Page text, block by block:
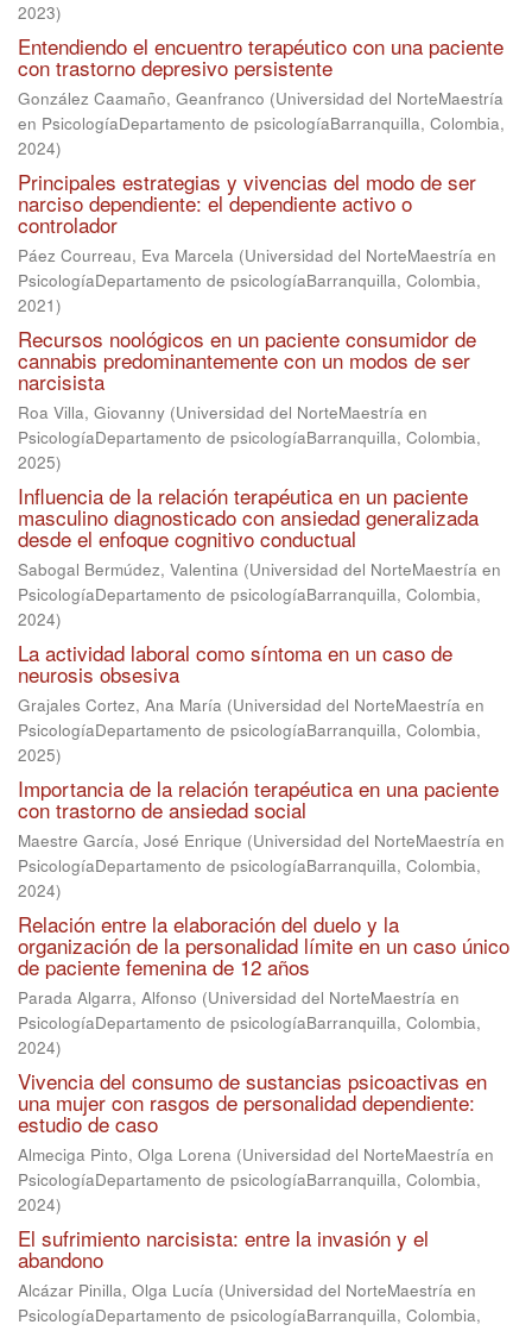
2023)
Entendiendo el encuentro terapéutico con una paciente
con trastorno depresivo persistente
González Caamaño, Geanfranco (Universidad del NorteMaestría
en PsicologíaDepartamento de psicologíaBarranquilla, Colombia,
2024)
Principales estrategias y vivencias del modo de ser
narciso dependiente: el dependiente activo o
controlador
Páez Courreau, Eva Marcela (Universidad del NorteMaestría en
PsicologíaDepartamento de psicologíaBarranquilla, Colombia,
2021)
Recursos noológicos en un paciente consumidor de
cannabis predominantemente con un modos de ser
narcisista
Roa Villa, Giovanny (Universidad del NorteMaestría en
PsicologíaDepartamento de psicologíaBarranquilla, Colombia,
2025)
Influencia de la relación terapéutica en un paciente
masculino diagnosticado con ansiedad generalizada
desde el enfoque cognitivo conductual
Sabogal Bermúdez, Valentina (Universidad del NorteMaestría en
PsicologíaDepartamento de psicologíaBarranquilla, Colombia,
2024)
La actividad laboral como síntoma en un caso de
neurosis obsesiva
Grajales Cortez, Ana María (Universidad del NorteMaestría en
PsicologíaDepartamento de psicologíaBarranquilla, Colombia,
2025)
Importancia de la relación terapéutica en una paciente
con trastorno de ansiedad social
Maestre García, José Enrique (Universidad del NorteMaestría en
PsicologíaDepartamento de psicologíaBarranquilla, Colombia,
2024)
Relación entre la elaboración del duelo y la
organización de la personalidad límite en un caso único
de paciente femenina de 12 años
Parada Algarra, Alfonso (Universidad del NorteMaestría en
PsicologíaDepartamento de psicologíaBarranquilla, Colombia,
2024)
Vivencia del consumo de sustancias psicoactivas en
una mujer con rasgos de personalidad dependiente:
estudio de caso
Almeciga Pinto, Olga Lorena (Universidad del NorteMaestría en
PsicologíaDepartamento de psicologíaBarranquilla, Colombia,
2024)
El sufrimiento narcisista: entre la invasión y el
abandono
Alcázar Pinilla, Olga Lucía (Universidad del NorteMaestría en
PsicologíaDepartamento de psicologíaBarranquilla, Colombia,